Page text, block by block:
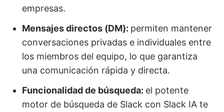
empresas.
Mensajes directos (DM): permiten mantener
conversaciones privadas e individuales entre
los miembros del equipo, lo que garantiza
una comunicación rápida y directa.
Funcionalidad de búsqueda: el potente
motor de búsqueda de Slack con Slack IA te